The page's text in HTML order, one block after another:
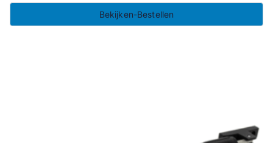
Bekijken-Bestellen